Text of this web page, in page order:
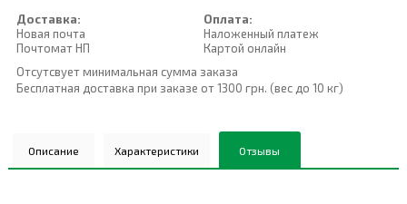
Доставка:
Новая почта
Почтомат НП
Оплата:
Наложенный платеж
Картой онлайн
Отсутсвует минимальная сумма заказа
Бесплатная доставка при заказе от 1300 грн. (вес до 10 кг)
Описание Характеристики Отзывы